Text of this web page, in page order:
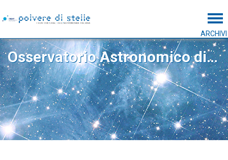
ARCHIVI
Osservatorio Astronomico di Padova